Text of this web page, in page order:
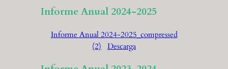
Informe Anual 2024-2025
Informe Anual 2024-2025_compressed
(2)
Descarga